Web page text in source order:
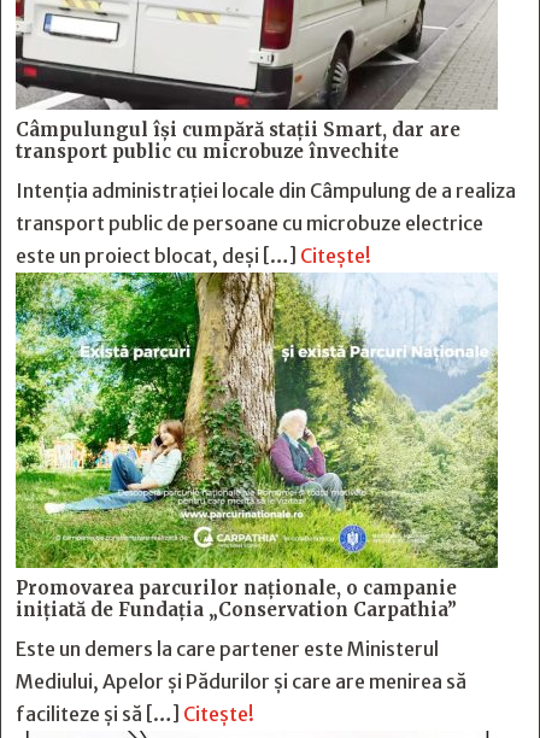
Câmpulungul îşi cumpără staţii Smart, dar are
transport public cu microbuze învechite
Intenția administrației locale din Câmpulung de a realiza
transport public de persoane cu microbuze electrice
este un proiect blocat, deși […] Citește!
Promovarea parcurilor naționale, o campanie
inițiată de Fundația „Conservation Carpathia”
Este un demers la care partener este Ministerul
Mediului, Apelor și Pădurilor și care are menirea să
faciliteze și să […] Citește!